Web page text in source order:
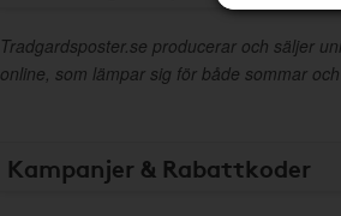
Tradgardsposter.se producerar och säljer
online, som lämpar sig för både sommar
Kampanjer & Rabattkoder